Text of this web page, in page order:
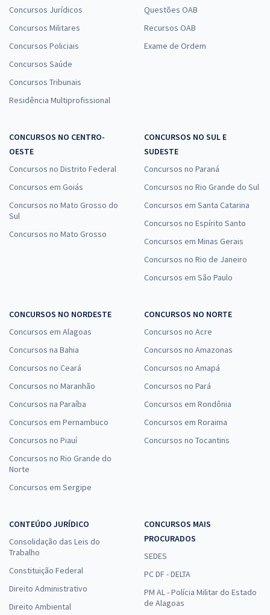
Concursos Jurídicos
Concursos Militares
Concursos Policiais
Concursos Saúde
Concursos Tribunais
Residência Multiprofissional
Questões OAB
Recursos OAB
Exame de Ordem
CONCURSOS NO CENTRO-
OESTE
Concursos no Distrito Federal
Concursos em Goiás
Concursos no Mato Grosso do
Sul
Concursos no Mato Grosso
CONCURSOS NO SUL E
SUDESTE
Concursos no Paraná
Concursos no Rio Grande do Sul
Concursos em Santa Catarina
Concursos no Espírito Santo
Concursos em Minas Gerais
Concursos no Rio de Janeiro
Concursos em São Paulo
CONCURSOS NO NORDESTE
Concursos em Alagoas
Concursos na Bahia
Concursos no Ceará
Concursos no Maranhão
Concursos na Paraíba
Concursos em Pernambuco
Concursos no Piauí
Concursos no Rio Grande do
Norte
Concursos em Sergipe
CONCURSOS NO NORTE
Concursos no Acre
Concursos no Amazonas
Concursos no Amapá
Concursos no Pará
Concursos em Rondônia
Concursos em Roraima
Concursos no Tocantins
CONTEÚDO JURÍDICO
Consolidação das Leis do
Trabalho
Constituição Federal
Direito Administrativo
Direito Ambiental
CONCURSOS MAIS
PROCURADOS
SEDES
PC DF - DELTA
PM AL - Polícia Militar do Estado
de Alagoas